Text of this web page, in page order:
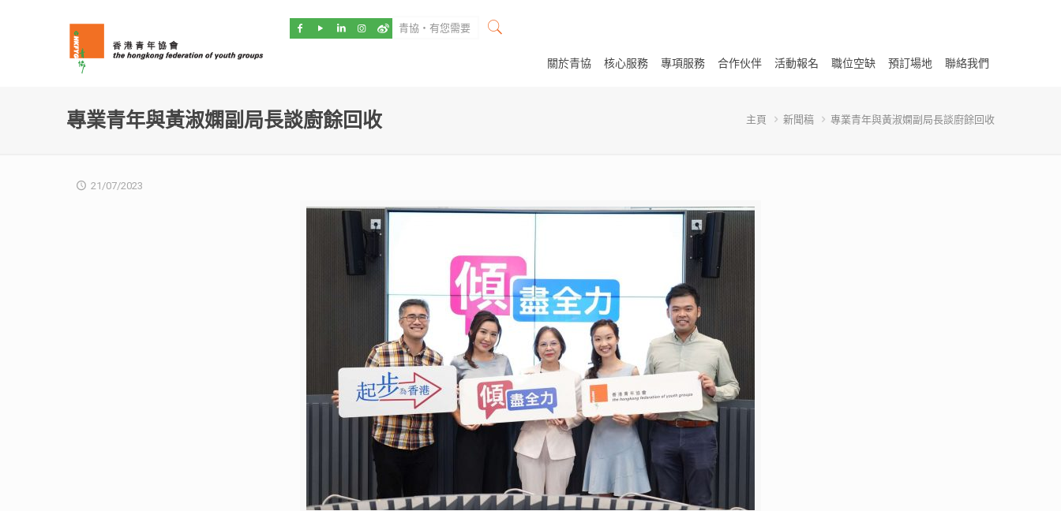
關於青協 核心服務 專項服務 合作伙伴 活動報名 職位空缺 預訂場地 聯絡我們
專業青年與黃淑嫻副局長談廚餘回收 主頁 新聞稿 專業青年與黃淑嫻副局長談廚餘回收
21/07/2023